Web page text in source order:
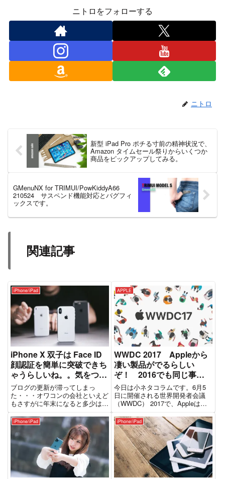
ニトロをフォローする
ニトロ
新型 iPad Pro ポチる寸前の精神状況で、
Amazon タイムセール祭りからいくつか
商品をピックアップしてみる。
GMenuNX for TRIMUI/PowKiddyA66
210524 サスペンド機能対応とバグフィ
ックスです。
関連記事
iPhone/iPad
iPhone X 双子は Face ID
顔認証を簡単に突破できち
ゃうらしいね。。気をつけ
ろーｗ
ブログの更新が滞ってしまっ
た・・・オワコンの会社といえど
もさすがに年末になると多少は忙
の話。。。小ネタになるが、今朝
の通勤で見つけたニュースでニヤ
ッとしたのがこの記事双子芸人
ザ・たっち、「i Phon...
APPLE
WWDC 2017 Appleから
凄い製品がでるらしい
ぞ！ 2016でも同じ事を
言っていた気がする
が・・・
今日は小ネタコラムです。6月5
日に開催される世界開発者会議
（WWDC） 2017で、Appleは
表するらしいです。MacBook
Proではないです。一瞬ぬか喜び
しました・・・ MacBook Pro
の...
iPhone/iPad iPhone/iPad